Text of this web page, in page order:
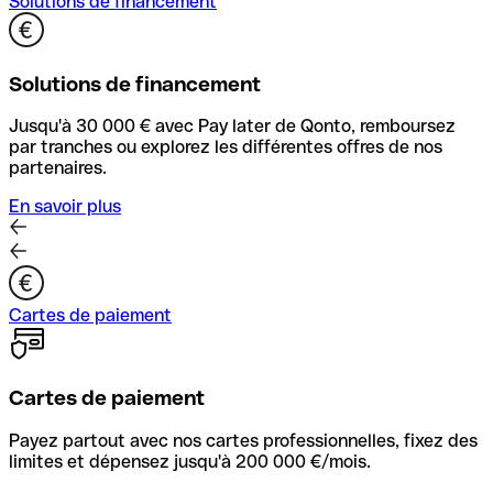
Solutions de financement
Jusqu'à 30 000 € avec Pay later de Qonto, remboursez
par tranches ou explorez les différentes offres de nos
partenaires.
En savoir plus
Cartes de paiement
Cartes de paiement
Payez partout avec nos cartes professionnelles, fixez des
limites et dépensez jusqu'à 200 000 €/mois.